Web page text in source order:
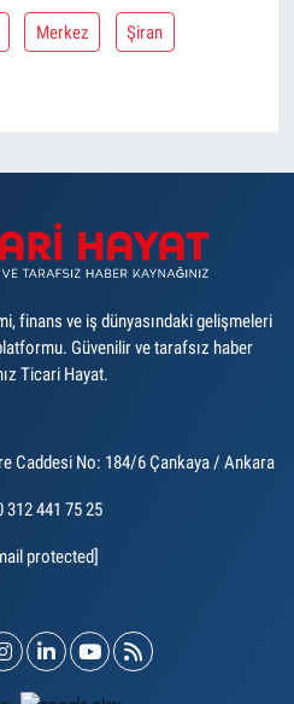
Merkez Şiran
finans ve iş dünyasındaki gelişmeleri
Güvenilir ve tarafsız haber
Ticari Hayat.
Caddesi No: 184/6 Çankaya / Ankara
312 441 75 25
protected]